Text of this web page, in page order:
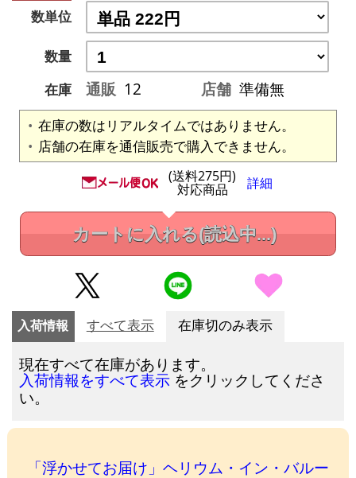
数単位
数量
在庫
通販 12 店舗 準備無
在庫の数はリアルタイムではありません。
店舗の在庫を通信販売で購入できません。
(送料275円)
対応商品 詳細
カートに入れる(読込中...)
入荷情報 すべて表示 在庫切のみ表示
現在すべて在庫があります。
入荷情報をすべて表示 をクリックしてくださ
い。
「浮かせてお届け」ヘリウム・イン・バルー